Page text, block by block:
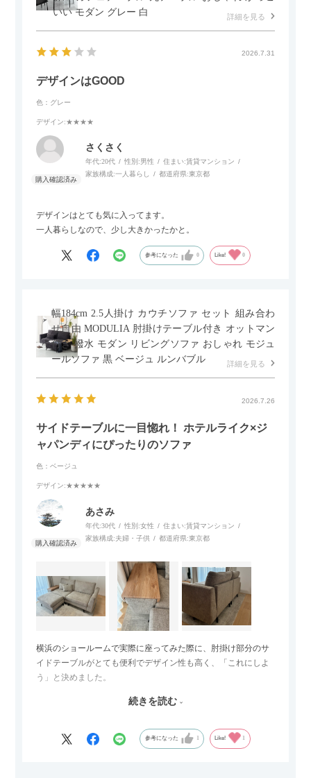
いい モダン グレー 白
詳細を見る
2026.7.31
デザインはGOOD
色：グレー
デザイン:★★★★
さくさく
年代:20代 性別:男性 住まい:賃貸マンション
家族構成:一人暮らし 都道府県:東京都
デザインはとても気に入ってます。
一人暮らしなので、少し大きかったかと。
参考になった 0 Like! 0
幅184cm 2.5人掛け カウチソファ セット 組み合わ
せ自由 MODULIA 肘掛けテーブル付き オットマン
付き 撥水 モダン リビングソファ おしゃれ モジュ
ールソファ 黒 ベージュ ルンバブル
詳細を見る
2026.7.26
サイドテーブルに一目惚れ！ ホテルライク×ジ
ャパンディにぴったりのソファ
色：ベージュ
デザイン:★★★★★
あさみ
年代:30代 性別:女性 住まい:賃貸マンション
家族構成:夫婦・子供 都道府県:東京都
横浜のショールームで実際に座ってみた際に、肘掛け部分のサ
イドテーブルがとても便利でデザイン性も高く、「これにしよ
う」と決めました。
サイズは2.5人掛けですが、幅184cmとコンパクトなので圧迫感
グとのバランスもぴったりで、リビング全体がすっきり見えま
続きを読む
参考になった Like!